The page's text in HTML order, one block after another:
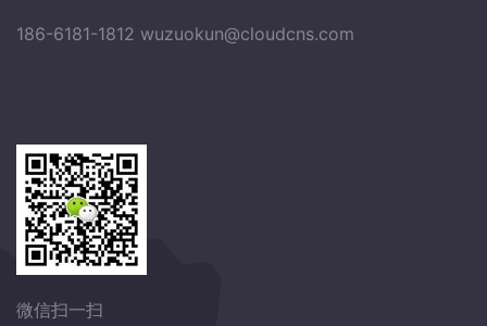
186-6181-1812 wuzuokun@cloudcns.com
微信扫一扫